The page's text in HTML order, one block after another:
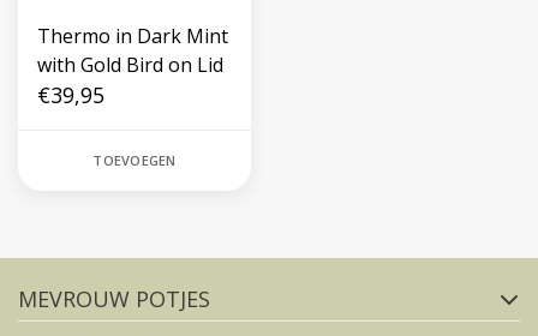
Thermo in Dark Mint
with Gold Bird on Lid
€39,95
TOEVOEGEN
FACEBOOK
MEVROUW POTJES